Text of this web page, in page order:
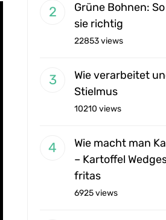
Grüne Bohnen:
sie richtig
22853 views
Wie verarbeitet
Stielmus
10210 views
Wie macht man
– Kartoffel
fritas
6925 views